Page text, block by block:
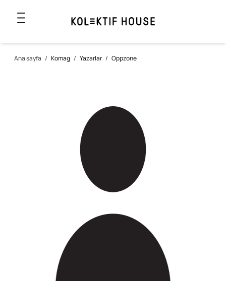
Ana sayfa / Komag / Yazarlar / Oppzone